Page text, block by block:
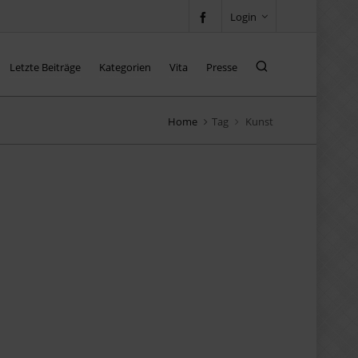
Login
Letzte Beiträge Kategorien Vita Presse
Home Tag Kunst